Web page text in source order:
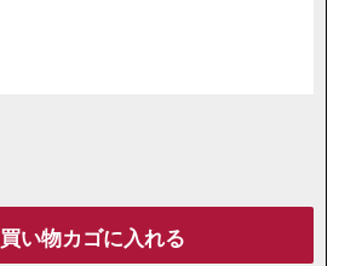
買い物カゴに入れる